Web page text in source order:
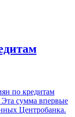
по кредитам
Эта сумма впервые
Центробанка.